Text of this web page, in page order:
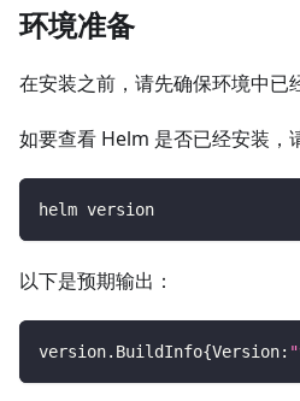
环境准备
在安装之前，请先确保环境中已
如要查看 Helm 是否已经安装，
helm version
以下是预期输出：
version.BuildInfo{Version: